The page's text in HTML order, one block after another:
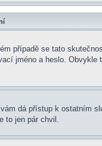
případě se tato
jméno a heslo.
dá přístup k ostatním
to jen pár chvil.